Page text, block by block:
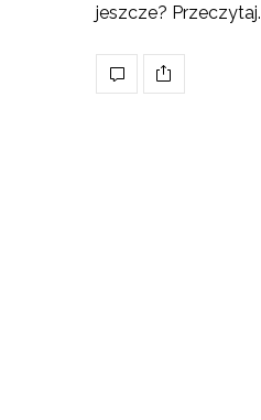
jeszcze? Przeczytaj.